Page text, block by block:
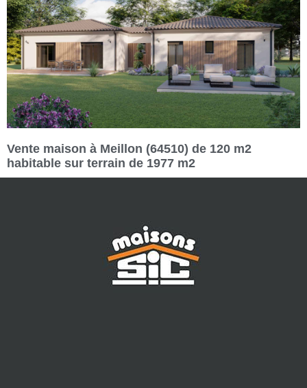
Vente maison à Meillon (64510) de 120 m2
habitable sur terrain de 1977 m2